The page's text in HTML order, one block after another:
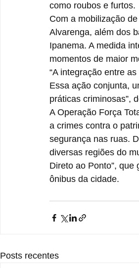
como roubos e furtos.
Com a mobilização
Alvarenga, além dos
Ipanema. A medida
momentos de maior
“A integração entre
Essa ação conjunta,
práticas criminosas”,
A Operação Força
a crimes contra o
segurança nas ruas.
diversas regiões do
Direto ao Ponto”,
ônibus da cidade.
Posts recentes